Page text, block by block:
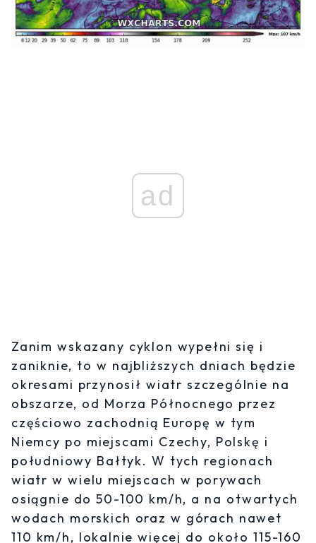
ad
Zanim wskazany cyklon wypełni się i
zaniknie, to w najbliższych dniach będzie
okresami przynosił wiatr szczególnie na
obszarze, od Morza Północnego przez
częściowo zachodnią Europę w tym
Niemcy po miejscami Czechy, Polskę i
południowy Bałtyk. W tych regionach
wiatr w wielu miejscach w porywach
osiągnie do 50-100 km/h, a na otwartych
wodach morskich oraz w górach nawet
110 km/h, lokalnie więcej do około 115-160